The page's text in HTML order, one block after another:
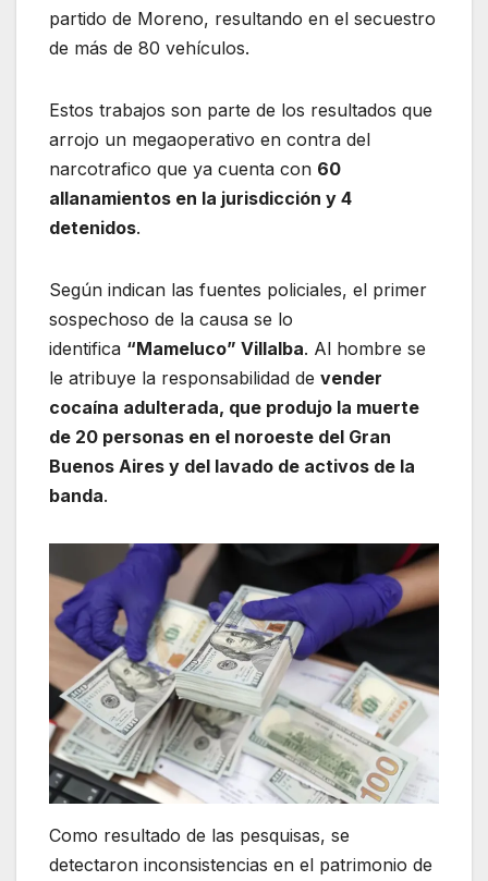
partido de Moreno, resultando en el secuestro
de más de 80 vehículos.
Estos trabajos son parte de los resultados que
arrojo un megaoperativo en contra del
narcotrafico que ya cuenta con 60
allanamientos en la jurisdicción y 4
detenidos.
Según indican las fuentes policiales, el primer
sospechoso de la causa se lo
identifica “Mameluco” Villalba. Al hombre se
le atribuye la responsabilidad de vender
cocaína adulterada, que produjo la muerte
de 20 personas en el noroeste del Gran
Buenos Aires y del lavado de activos de la
banda.
Como resultado de las pesquisas, se
detectaron inconsistencias en el patrimonio de